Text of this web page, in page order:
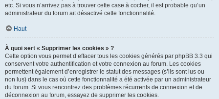
etc. Si vous n’arrivez pas à trouver cette case à cocher, il est probable qu’un
administrateur du forum ait désactivé cette fonctionnalité.
Haut
À quoi sert « Supprimer les cookies » ?
Cette option vous permet d’effacer tous les cookies générés par phpBB 3.3 qui
conservent votre authentification et votre connexion au forum. Les cookies
permettent également d’enregistrer le statut des messages (s’ils sont lus ou
non lus) dans le cas où cette fonctionnalité a été activée par un administrateur
du forum. Si vous rencontrez des problèmes récurrents de connexion et de
déconnexion au forum, essayez de supprimer les cookies.